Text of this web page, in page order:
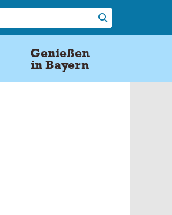
Genießen
in Bayern